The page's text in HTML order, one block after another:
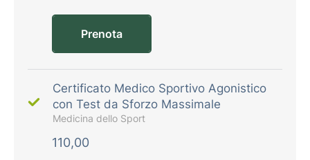
Prenota
Certificato Medico Sportivo Agonistico
con Test da Sforzo Massimale
Medicina dello Sport
110,00